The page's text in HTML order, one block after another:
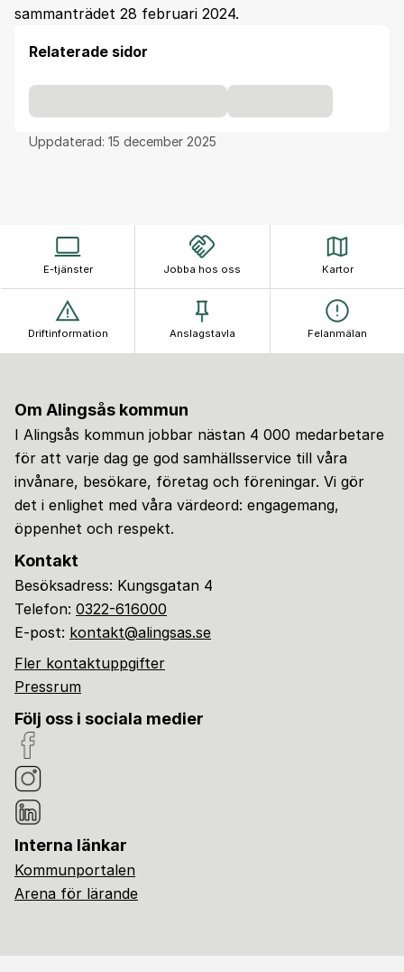
sammanträdet 28 februari 2024.
Relaterade sidor
Uppdaterad: 15 december 2025
E-tjänster Jobba hos oss Kartor
Driftinformation Anslagstavla Felanmälan
Om Alingsås kommun
I Alingsås kommun jobbar nästan 4 000 medarbetare
för att varje dag ge god samhällsservice till våra
invånare, besökare, företag och föreningar. Vi gör
det i enlighet med våra värdeord: engagemang,
öppenhet och respekt.
Kontakt
Besöksadress: Kungsgatan 4
Telefon: 0322-616000
E-post: kontakt@alingsas.se
Fler kontaktuppgifter
Pressrum
Följ oss i sociala medier
Interna länkar
Kommunportalen
Arena för lärande